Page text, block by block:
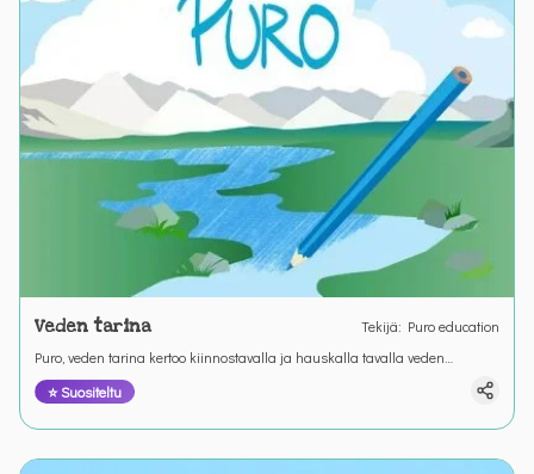
Veden tarina Tekijä: Puro education
Puro, veden tarina kertoo kiinnostavalla ja hauskalla tavalla veden
kiertokulusta. Osallistu piirtämällä tarinalle kuvitus.
⭐ Suositeltu